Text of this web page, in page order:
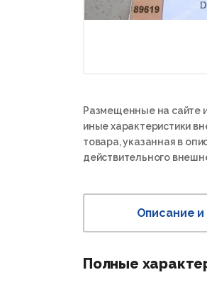
Размещенные на сайте
иные характеристики
товара, указанная в
действительного
Описание и
Полные